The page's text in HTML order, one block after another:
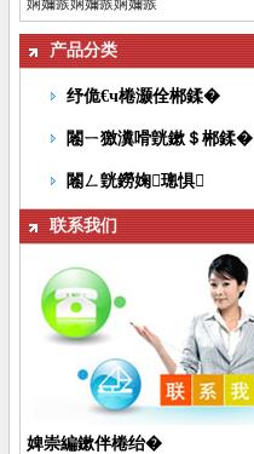
娴嬭瘯娴嬭瘯娴嬭瘯
产品分类
纾佹€ч棬灏佺郴鍒�
闂ㄧ獥瀵嗗皝鏉＄郴鍒�
闂ㄥ皝鐒婅璁惧
联系我们
婢崇編鏉伴棬绐�